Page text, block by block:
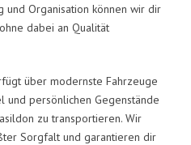
und Organisation können wir dir
dabei an Qualität
über modernste Fahrzeuge
und persönlichen Gegenstände
zu transportieren. Wir
Sorgfalt und garantieren dir